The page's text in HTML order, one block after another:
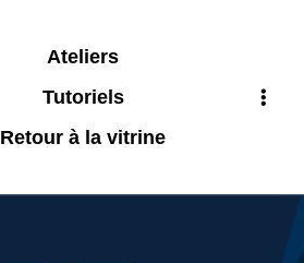
Ateliers
Tutoriels
Retour à la vitrine